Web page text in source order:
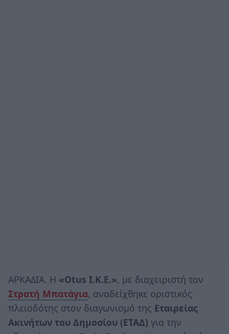
ΑΡΚΑΔΙΑ. Η «Otus I.K.E.», με διαχειριστή τον
Στρατή Μπατάγια, αναδείχθηκε οριστικός
πλειοδότης στον διαγωνισμό της Εταιρείας
Ακινήτων του Δημοσίου (ΕΤΑΔ) για την